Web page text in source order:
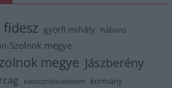
fidesz györfi mihály háború
Szolnok megye
megye Jászberény
katasztrófavédelem kormány